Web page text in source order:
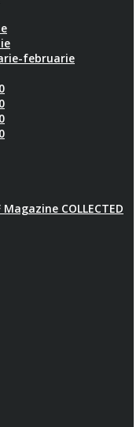
februarie
COLLECTED